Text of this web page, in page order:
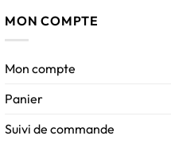
MON COMPTE
Mon compte
Panier
Suivi de commande